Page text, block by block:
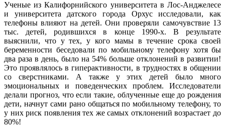
Ученые из Калифорнийского университета в Лос-Анджелесе
и университета датского города Орхус исследовали, как
телефоны влияют на детей. Они проверяли самочувствие 13
тыс. детей, родившихся в конце 1990-х. В результате
выяснили, что у тех, у кого мамы в течение срока своей
беременности беседовали по мобильному телефону хотя бы
два раза в день, было на 54% больше отклонений в развитии!
Это проявлялось в гиперактивности, в трудностях в общении
со сверстниками. А также у этих детей было много
эмоциональных и поведенческих проблем. Исследователи
делали прогноз, что если такие, облученные еще до рождения
дети, начнут сами рано общаться по мобильному телефону, то
у них риск появления тех же самых отклонений возрастает до
80%!